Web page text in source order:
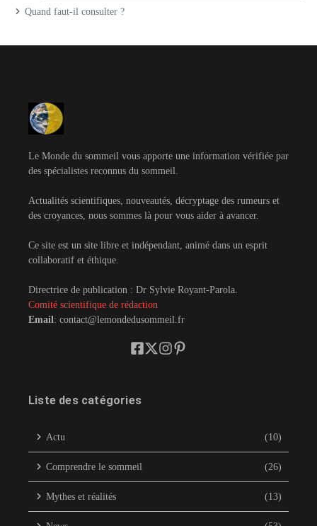
Quand faut-il consulter ?
Le Monde du sommeil vous apporte une information vérifiée par
des spécialistes reconnus du sommeil.
Actualités scientifiques, nouveautés, décryptage des rumeurs et
des croyances, nous sommes là pour vous aider à avancer.
Ce site est un site libre et indépendant, animé dans un esprit
collaboratif et éthique.
Directrice de publication : Dr Sylvie Royant-Parola.
Comité scientifique de rédaction
Email : contact@lemondedusommeil.fr
Liste des catégories
Actu (10)
Comprendre le sommeil (26)
Mythes et réalités (13)